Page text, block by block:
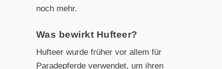
noch mehr.
Was bewirkt Hufteer?
Hufteer wurde früher vor allem für
Paradepferde verwendet, um ihren